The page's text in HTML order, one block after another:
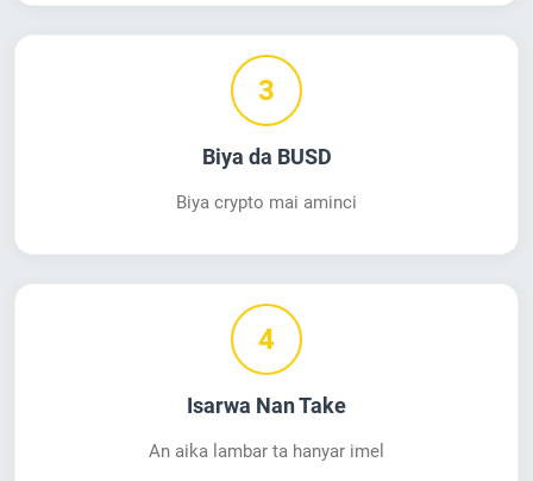
3
Biya da BUSD
Biya crypto mai aminci
4
Isarwa Nan Take
An aika lambar ta hanyar imel